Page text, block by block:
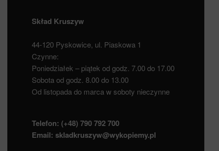
Skład Kruszyw
44-120 Pyskowice, ul. Piaskowa 1
Czynne:
Poniedziałek – piątek od godz. 7.00 do 17.00
Sobota od godz. 8.00 do 13.00
Od listopada do marca w soboty nieczynne
Telefon: (+48) 790 792 700
Email: skladkruszyw@wykopiemy.pl